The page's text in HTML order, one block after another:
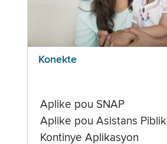
Konekte
Aplike pou SNAP
Aplike pou Asistans Piblik
Kontinye Aplikasyon